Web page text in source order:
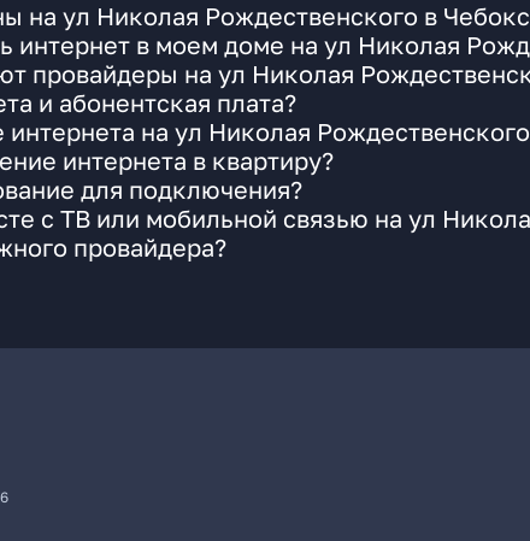
на ул Николая Рождественского в
интернет в моем доме на ул Николая
провайдеры на ул Николая
и абонентская плата?
на ул Николая
интернета в квартиру?
для подключения?
с ТВ или мобильной связью на ул
провайдера?